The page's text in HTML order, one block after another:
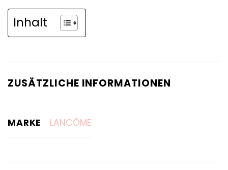
Inhalt
ZUSÄTZLICHE INFORMATIONEN
MARKE LANCÔME